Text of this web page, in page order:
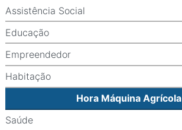
Assistência Social
Educação
Empreendedor
Habitação
Hora Máquina Agrícola
Saúde